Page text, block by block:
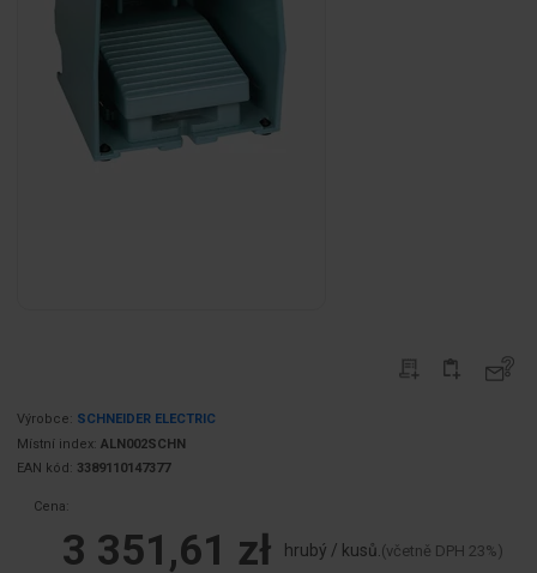
Výrobce: SCHNEIDER ELECTRIC
Místní index: ALN002SCHN
EAN kód: 3389110147377
Cena:
3 351,61 zł hrubý / kusů.(včetně DPH 23%)